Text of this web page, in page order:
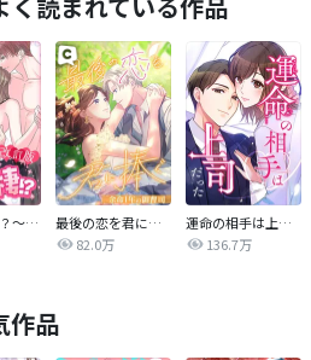
4人で同棲！？～逆ハーレムハウスへようこそ♥～【改訂版】
最後の恋を君に捧ぐ～余命1年の御曹司～
82.0万
運命の相手は上司だった
136.7万
作品